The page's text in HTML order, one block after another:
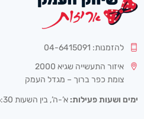
להזמנות: 04-6415091
איזור התעשייה שגיא 2000
צומת כפר ברוך – מגדל העמק
ימים ושעות פעילות: א’-ה’, בין השעות 08:30-16:30